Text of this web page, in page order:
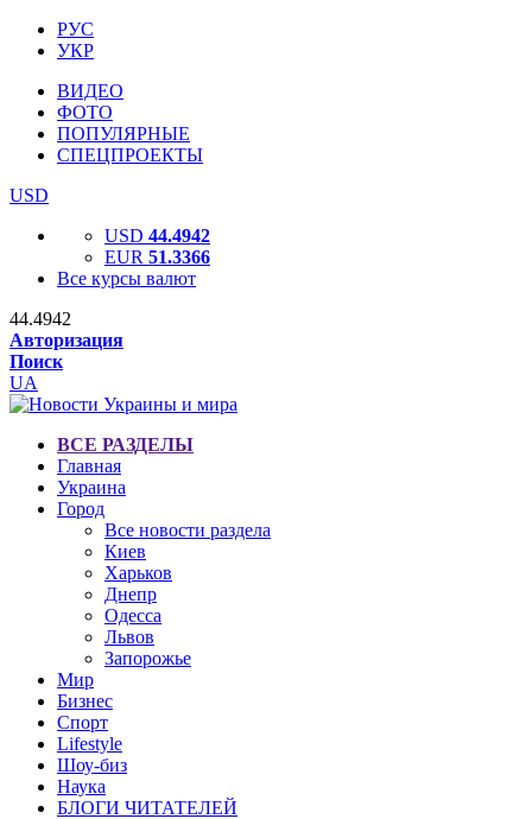
РУС
УКР
ВИДЕО
ФОТО
ПОПУЛЯРНЫЕ
СПЕЦПРОЕКТЫ
USD
USD 44.4942
EUR 51.3366
Все курсы валют
44.4942
Авторизация
Поиск
UA
ВСЕ РАЗДЕЛЫ
Главная
Украина
Город
Все новости раздела
Киев
Харьков
Днепр
Одесса
Львов
Запорожье
Мир
Бизнес
Спорт
Lifestyle
Шоу-биз
Наука
БЛОГИ ЧИТАТЕЛЕЙ